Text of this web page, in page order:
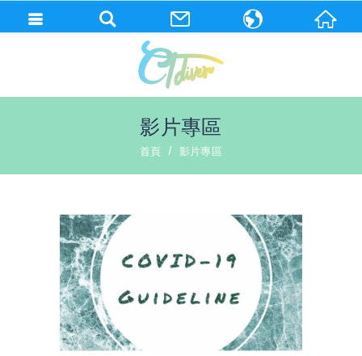
影片專區
首頁 影片專區
繁體中文
English